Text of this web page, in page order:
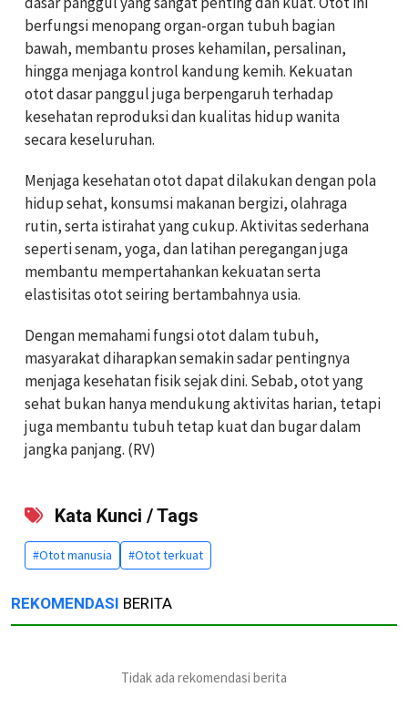
berfungsi menopang organ-organ tubuh bagian
bawah, membantu proses kehamilan, persalinan,
hingga menjaga kontrol kandung kemih. Kekuatan
otot dasar panggul juga berpengaruh terhadap
kesehatan reproduksi dan kualitas hidup wanita
secara keseluruhan.
Menjaga kesehatan otot dapat dilakukan dengan pola
hidup sehat, konsumsi makanan bergizi, olahraga
rutin, serta istirahat yang cukup. Aktivitas sederhana
seperti senam, yoga, dan latihan peregangan juga
membantu mempertahankan kekuatan serta
elastisitas otot seiring bertambahnya usia.
Dengan memahami fungsi otot dalam tubuh,
masyarakat diharapkan semakin sadar pentingnya
menjaga kesehatan fisik sejak dini. Sebab, otot yang
sehat bukan hanya mendukung aktivitas harian, tetapi
juga membantu tubuh tetap kuat dan bugar dalam
jangka panjang. (RV)
Kata Kunci / Tags
#Otot manusia #Otot terkuat
REKOMENDASI BERITA
Tidak ada rekomendasi berita